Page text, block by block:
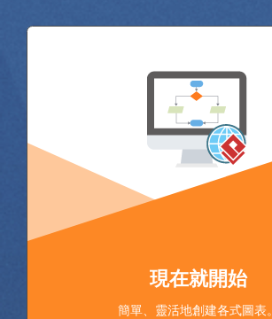
現在就開始
簡單、靈活地創建各式圖表。